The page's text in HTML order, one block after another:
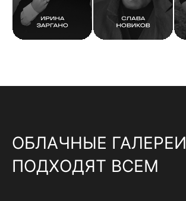
ОБЛАЧНЫЕ ГАЛЕРЕИ
ПОДХОДЯТ ВСЕМ